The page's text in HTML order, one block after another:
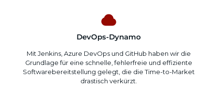
DevOps-Dynamo
Mit Jenkins, Azure DevOps und GitHub haben wir die
Grundlage für eine schnelle, fehlerfreie und effiziente
Softwarebereitstellung gelegt, die die Time-to-Market
drastisch verkürzt.